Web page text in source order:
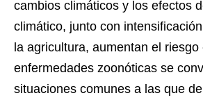
cambios climáticos y los efectos
climático, junto con
la agricultura, aumentan el
enfermedades zoonóticas se
situaciones comunes a las que